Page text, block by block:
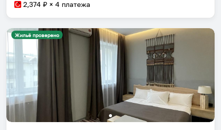
2,374 ₽ × 4 платежа
Жильё проверено